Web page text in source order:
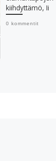
kiihdyttämö, Ii
0 kommentit